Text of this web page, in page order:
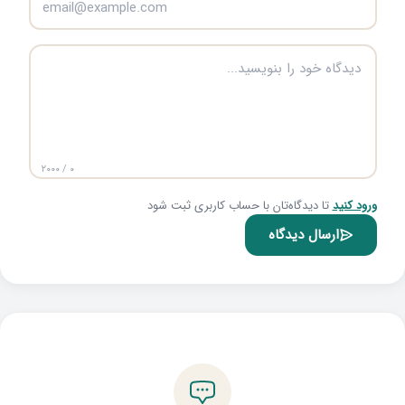
۰ / ۲۰۰۰
ورود کنیدتا دیدگاه‌تان با حساب کاربری ثبت شود
ارسال دیدگاه